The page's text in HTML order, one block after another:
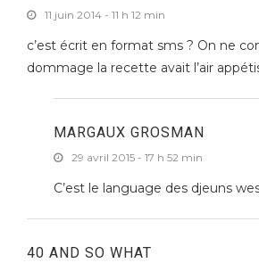
11 juin 2014 - 11 h 12 min
c’est écrit en format sms ? On ne
dommage la recette avait l’air
MARGAUX GROSMAN
29 avril 2015 - 17 h 52 min
C’est le language des djeuns
40 AND SO WHAT